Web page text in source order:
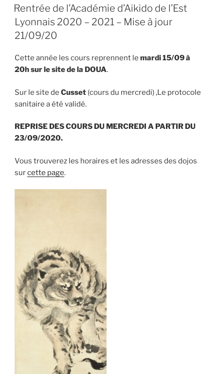
LE
Rentrée de l’Académie d’Aikido de l’Est
Lyonnais 2020 – 2021 – Mise à jour
21/09/20
Cette année les cours reprennent le mardi 15/09 à
20h sur le site de la DOUA.
Sur le site de Cusset (cours du mercredi) ,Le protocole
sanitaire a été validé.
REPRISE DES COURS DU MERCREDI A PARTIR DU
23/09/2020.
Vous trouverez les horaires et les adresses des dojos
surcette page.